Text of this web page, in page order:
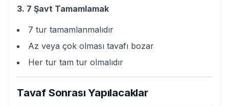
3. 7 Şavt Tamamlamak
7 tur tamamlanmalıdır
Az veya çok olması tavafı bozar
Her tur tam tur olmalıdır
Tavaf Sonrası Yapılacaklar